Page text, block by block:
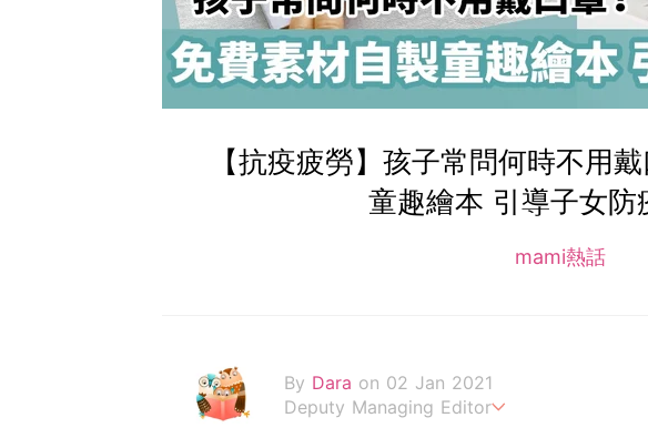
【抗疫疲勞】孩子常問何時不用
童趣繪本 引導子女防
mami熱話
By Dara on 02 Jan 2021
Deputy Managing Editor